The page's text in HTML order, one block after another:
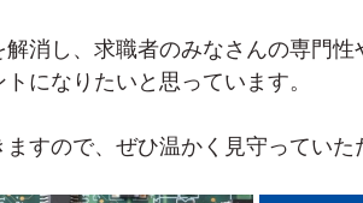
消し、求職者のみなさんの専門
になりたいと思っています。
すので、ぜひ温かく見守ってい